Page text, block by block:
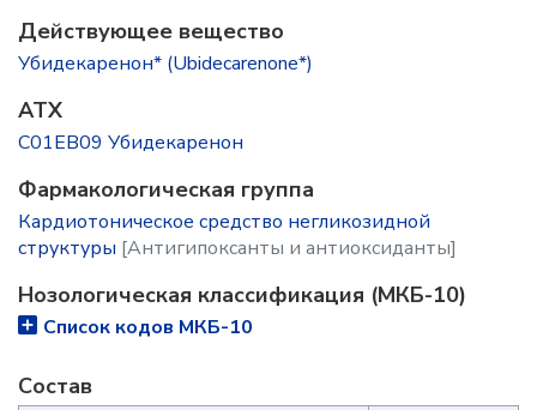
Действующее вещество
Убидекаренон* (Ubidecarenone*)
ATX
C01EB09 Убидекаренон
Фармакологическая группа
Кардиотоническое средство негликозидной
структуры [Антигипоксанты и антиоксиданты]
Нозологическая классификация (МКБ-10)
Список кодов МКБ-10
Состав